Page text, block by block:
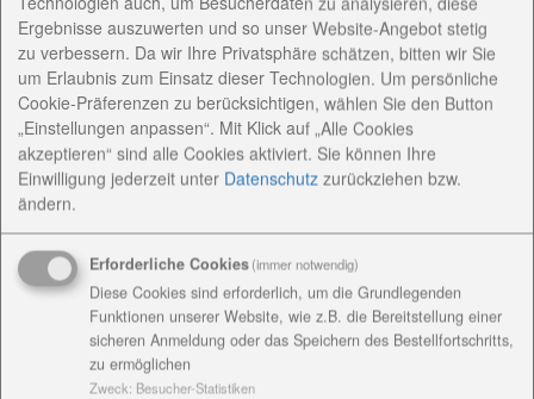
Dieses Projekt wird mit Mitteln des Freistaats
Thüringen finanziert.
AnsprechpartnerInnen
Konzeptionelle Arbeit
Angebote / Kosten
Einrichtungsanschrift /
Rechnungsanschrift
Ergebnisse auszuwerten und so unser Website-Angebot stetig
zu verbessern. Da wir Ihre Privatsphäre schätzen, bitten wir Sie
um Erlaubnis zum Einsatz dieser Technologien. Um persönliche
Cookie-Präferenzen zu berücksichtigen, wählen Sie den Button
„Einstellungen anpassen“. Mit Klick auf „Alle Cookies
akzeptieren“ sind alle Cookies aktiviert. Sie können Ihre
Einwilligung jederzeit unter Datenschutz zurückziehen bzw.
ändern.
Erforderliche Cookies(immer notwendig)
Diese Cookies sind erforderlich, um die Grundlegenden
Funktionen unserer Website, wie z.B. die Bereitstellung einer
sicheren Anmeldung oder das Speichern des Bestellfortschritts,
zu ermöglichen
Zweck: Besucher-Statistiken